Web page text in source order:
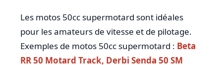
Les motos 50cc supermotard sont idéales
pour les amateurs de vitesse et de pilotage.
Exemples de motos 50cc supermotard : Beta
RR 50 Motard Track, Derbi Senda 50 SM